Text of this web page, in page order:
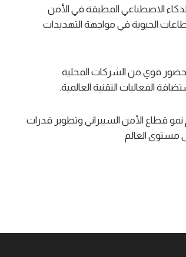
الاصطناعي المطبقة في الأمن
الحيوية في مواجهة التهديدات
حضور قوي من الشركات المحلية
الفعاليات التقنية العالمية.
قطاع الأمن السيبراني وتطوير قدرات
مستوى العالم